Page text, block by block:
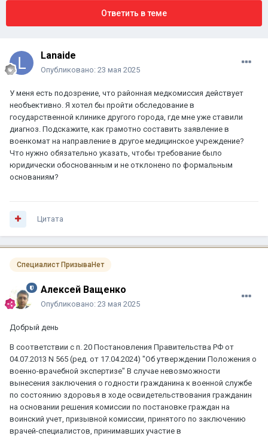
Ответить в теме
Lanaide
Опубликовано: 23 мая 2025
У меня есть подозрение, что районная медкомиссия действует
необъективно. Я хотел бы пройти обследование в
государственной клинике другого города, где мне уже ставили
диагноз. Подскажите, как грамотно составить заявление в
военкомат на направление в другое медицинское учреждение?
Что нужно обязательно указать, чтобы требование было
юридически обоснованным и не отклонено по формальным
основаниям?
Цитата
Специалист ПризываНет
Алексей Ващенко
Опубликовано: 23 мая 2025
Добрый день
В соответствии с п. 20 Постановления Правительства РФ от
04.07.2013 N 565 (ред. от 17.04.2024) "Об утверждении Положения о
военно-врачебной экспертизе" В случае невозможности
вынесения заключения о годности гражданина к военной службе
по состоянию здоровья в ходе освидетельствования гражданин
на основании решения комиссии по постановке граждан на
воинский учет, призывной комиссии, принятого по заключению
врачей-специалистов, принимавших участие в